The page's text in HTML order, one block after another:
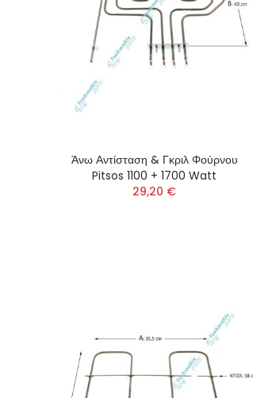
Άνω Αντίσταση & Γκριλ Φούρνου
Pitsos 1100 + 1700 Watt
29,20 €